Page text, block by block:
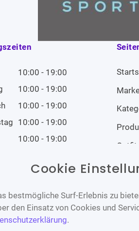
10:00 - 19:00
10:00 - 19:00
10:00 - 19:00
10:00 - 19:00
10:00 - 19:00
Geschlossen
Outfits
Cookie
bestmögliche Surf-Erlebnis zu
den Einsatz von Cookies und
.